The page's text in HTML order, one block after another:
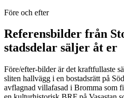
Före och efter
Referensbilder från
stadsdelar säljer åt er
Före/efter-bilder är det kraftfullaste
sliten hallvägg i en bostadsrätt på
avflagnad villafasad i Bromma som